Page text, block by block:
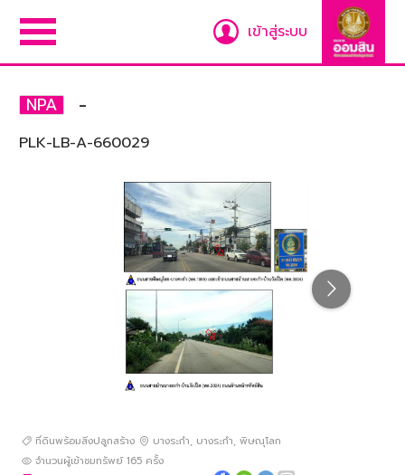
เข้าสู่ระบบ
NPA -
PLK-LB-A-660029
ที่ดินพร้อมสิ่งปลูกสร้าง บางระกำ, บางระกำ,พิษณุโลก
จำนวนผู้เข้าชมทรัพย์ 165 ครั้ง